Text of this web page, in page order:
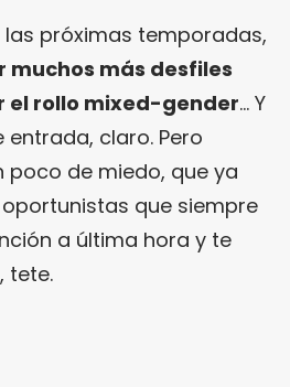
las próximas temporadas,
muchos más desfiles
el rollo mixed-gender… Y
claro. Pero
poco de miedo, que ya
que siempre
a última hora y te
tete.